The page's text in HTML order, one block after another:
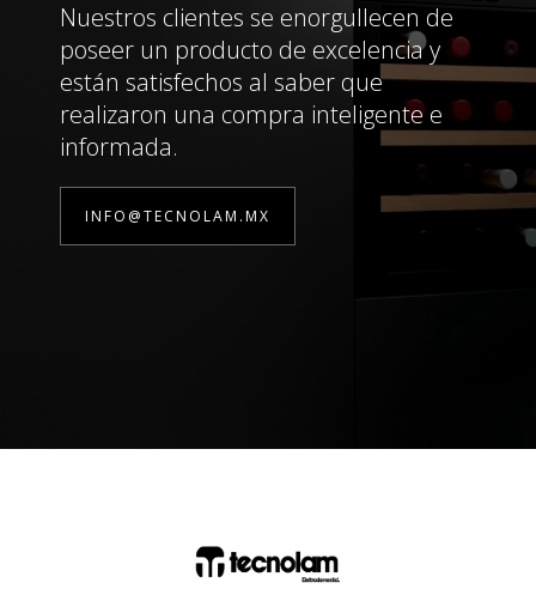
Nuestros clientes se enorgullecen de
poseer un producto de excelencia y
están satisfechos al saber que
realizaron una compra inteligente e
informada.
INFO@TECNOLAM.MX